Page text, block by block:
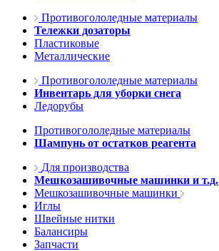
Противогололедные материалы
Тележки дозаторы
Пластиковые
Металлические
Противогололедные материалы
Инвентарь для уборки снега
Ледорубы
Противогололедные материалы
Шампунь от остатков реагента
Для производства
Мешкозашивочные машинки и т.д.
Мешкозашивочные машинки
Иглы
Швейные нитки
Балансиры
Запчасти